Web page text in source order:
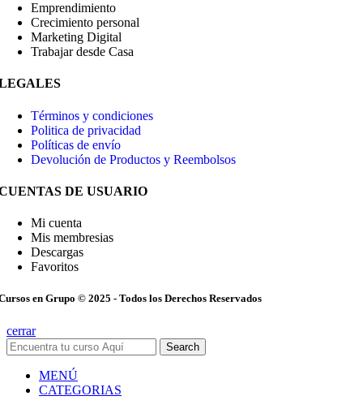
Emprendimiento
Crecimiento personal
Marketing Digital
Trabajar desde Casa
Términos y condiciones
Politica de privacidad
Políticas de envío
Devolución de Productos y Reembolsos
DE USUARIO
Mi cuenta
Mis membresias
Descargas
Favoritos
en Grupo © 2025 - Todos los Derechos Reservados
cerrar
Search
MENÚ
CATEGORIAS